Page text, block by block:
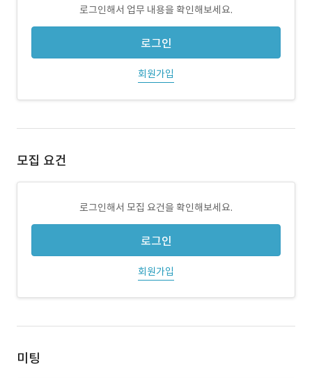
로그인해서 업무 내용을 확인해보세요.
로그인
회원가입
모집 요건
로그인해서 모집 요건을 확인해보세요.
로그인
회원가입
미팅